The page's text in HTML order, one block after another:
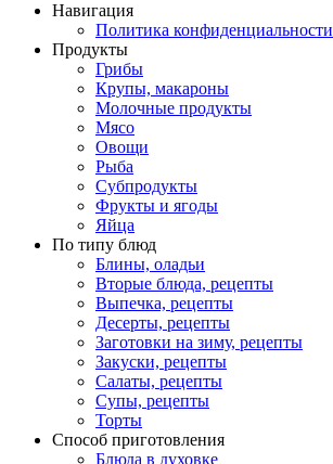
Навигация
Политика конфиденциальности
Продукты
Грибы
Крупы, макароны
Молочные продукты
Мясо
Овощи
Рыба
Субпродукты
Фрукты и ягоды
Яйца
По типу блюд
Блины, оладьи
Вторые блюда, рецепты
Выпечка, рецепты
Десерты, рецепты
Заготовки на зиму, рецепты
Закуски, рецепты
Салаты, рецепты
Супы, рецепты
Торты
Способ приготовления
Блюда в духовке